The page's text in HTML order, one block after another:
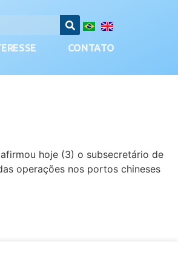
CONTATO
hoje (3) o subsecretário de
operações nos portos chineses